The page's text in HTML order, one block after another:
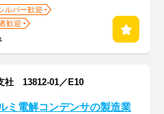
ルバー歓迎
歓迎
社 13812-01／E10
ルミ電解コンデンサの製造業